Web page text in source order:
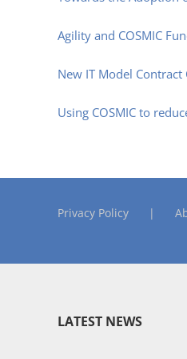
Agility and COSMIC
New IT Model
Using COSMIC to
Privacy Policy
LATEST NEWS